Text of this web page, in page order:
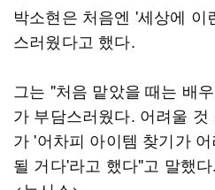
박소현은 처음엔 '세상에
스러웠다고 했다.
그는 "처음 맡았을 때는 배
가 부담스러웠다. 어려울
가 '어차피 아이템 찾기가
될 거다'라고 했다"고 말했다.